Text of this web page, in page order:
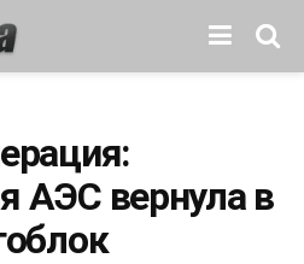
АЭС вернула в